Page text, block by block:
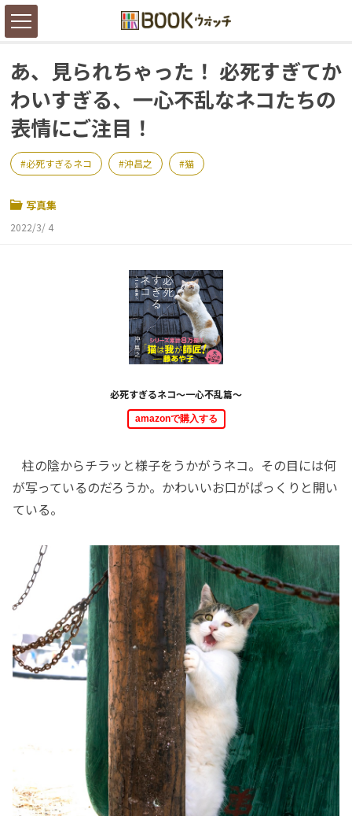
あ、見られちゃった！ 必死すぎてか
わいすぎる、一心不乱なネコたちの
表情にご注目！
必死すぎるネコ 沖昌之 猫
写真集
2022/3/ 4
必死すぎるネコ～一心不乱篇～
amazonで購入する
柱の陰からチラッと様子をうかがうネコ。その目には何
が写っているのだろうか。かわいいお口がぱっくりと開い
ている。